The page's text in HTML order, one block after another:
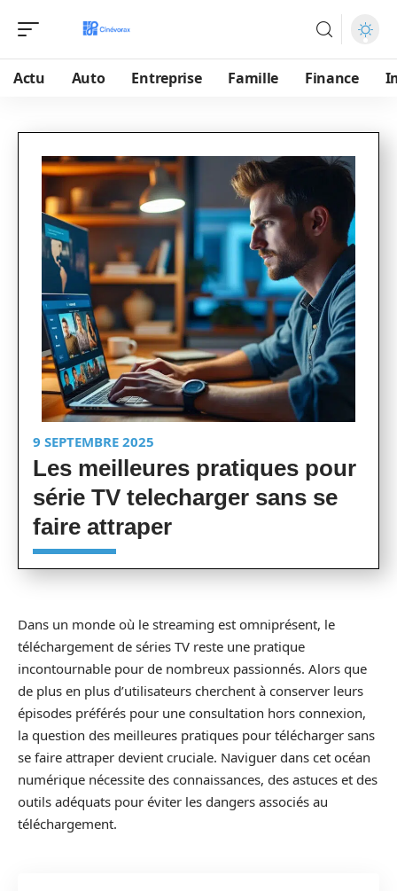
Actu Auto Entreprise Famille Finance
9 SEPTEMBRE 2025
Les meilleures pratiques pour
série TV telecharger sans se
faire attraper
Dans un monde où le streaming est omniprésent, le
téléchargement de séries TV reste une pratique
incontournable pour de nombreux passionnés. Alors que
de plus en plus d’utilisateurs cherchent à conserver leurs
épisodes préférés pour une consultation hors connexion,
la question des meilleures pratiques pour télécharger sans
se faire attraper devient cruciale. Naviguer dans cet océan
numérique nécessite des connaissances, des astuces et des
outils adéquats pour éviter les dangers associés au
téléchargement.